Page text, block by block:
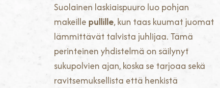
Suolainen laskiaispuuro luo pohjan
makeille pullille, kun taas kuumat juomat
lämmittävät talvista juhlijaa. Tämä
perinteinen yhdistelmä on säilynyt
sukupolvien ajan, koska se tarjoaa sekä
ravitsemuksellista että henkistä